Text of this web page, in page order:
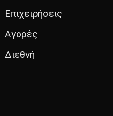
Επιχειρήσεις
Αγορές
Διεθνή